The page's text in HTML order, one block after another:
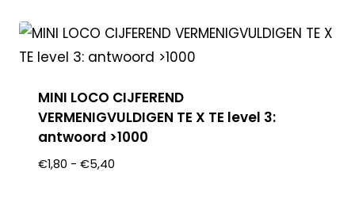
MINI LOCO CIJFEREND
VERMENIGVULDIGEN TE X TE level 3:
antwoord >1000
€1,80 - €5,40